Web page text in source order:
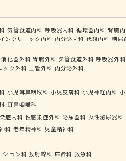
気管食道内科 呼吸器内科 循環器内科 腎臓
ンクリニック内科 内分泌内科 代謝内科 糖尿
消化器外科 胃腸外科 気管食道外科 呼吸器外科
ック外科 血管外科 内分泌外科
小児耳鼻咽喉科 小児皮膚科 小児神経内科
耳鼻咽喉科
症内科 性感染症外科 泌尿器科 女性泌尿器科
科 老年精神科 児童精神科
ション科 放射線科 麻酔科 救急科